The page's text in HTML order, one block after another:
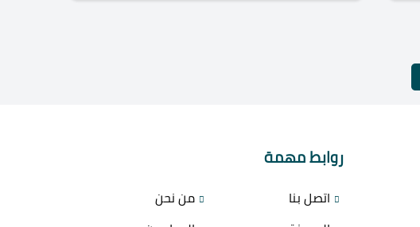
روابط مهمة
اتصل بنا من نحن